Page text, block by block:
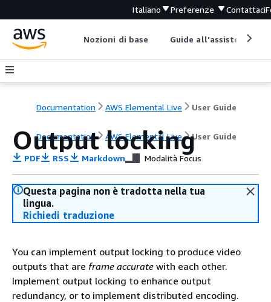
Italiano Preferenze Contattaci
Nozioni di base Guide all'assistenza
Documentation AWS Elemental Live User Guide
Documentation AWS Elemental Live User Guide
Output locking
PDF RSS Markdown Modalità Focus
Questa pagina non è tradotta nella tua
lingua.
Richiedi traduzione
You can implement output locking to produce video
outputs that are frame accurate with each other.
Implement output locking to enhance output
redundancy, or to implement distributed encoding.